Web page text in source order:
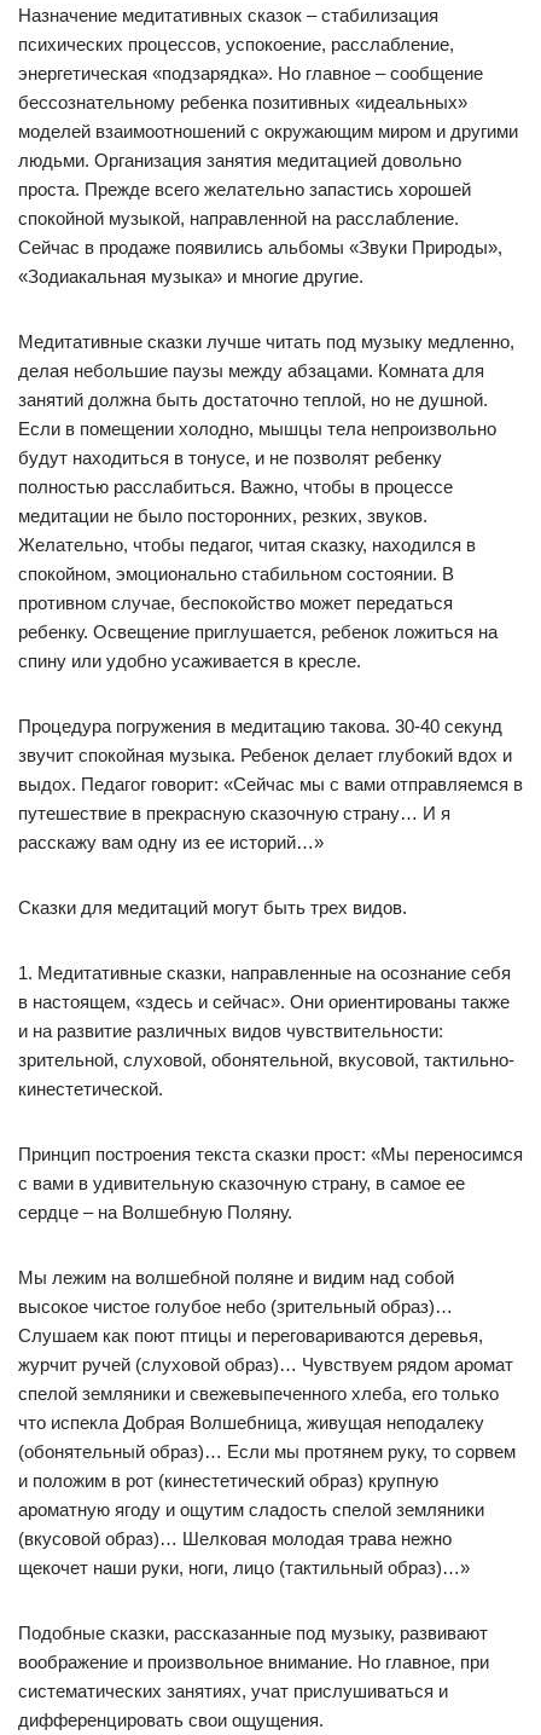
Назначение медитативных сказок – стабилизация
психических процессов, успокоение, расслабление,
энергетическая «подзарядка». Но главное – сообщение
бессознательному ребенка позитивных «идеальных»
моделей взаимоотношений с окружающим миром и другими
людьми. Организация занятия медитацией довольно
проста. Прежде всего желательно запастись хорошей
спокойной музыкой, направленной на расслабление.
Сейчас в продаже появились альбомы «Звуки Природы»,
«Зодиакальная музыка» и многие другие.
Медитативные сказки лучше читать под музыку медленно,
делая небольшие паузы между абзацами. Комната для
занятий должна быть достаточно теплой, но не душной.
Если в помещении холодно, мышцы тела непроизвольно
будут находиться в тонусе, и не позволят ребенку
полностью расслабиться. Важно, чтобы в процессе
медитации не было посторонних, резких, звуков.
Желательно, чтобы педагог, читая сказку, находился в
спокойном, эмоционально стабильном состоянии. В
противном случае, беспокойство может передаться
ребенку. Освещение приглушается, ребенок ложиться на
спину или удобно усаживается в кресле.
Процедура погружения в медитацию такова. 30-40 секунд
звучит спокойная музыка. Ребенок делает глубокий вдох и
выдох. Педагог говорит: «Сейчас мы с вами отправляемся в
путешествие в прекрасную сказочную страну… И я
расскажу вам одну из ее историй…»
Сказки для медитаций могут быть трех видов.
1. Медитативные сказки, направленные на осознание себя
в настоящем, «здесь и сейчас». Они ориентированы также
и на развитие различных видов чувствительности:
зрительной, слуховой, обонятельной, вкусовой, тактильно-
кинестетической.
Принцип построения текста сказки прост: «Мы переносимся
с вами в удивительную сказочную страну, в самое ее
сердце – на Волшебную Поляну.
Мы лежим на волшебной поляне и видим над собой
высокое чистое голубое небо (зрительный образ)…
Слушаем как поют птицы и переговариваются деревья,
журчит ручей (слуховой образ)… Чувствуем рядом аромат
спелой земляники и свежевыпеченного хлеба, его только
что испекла Добрая Волшебница, живущая неподалеку
(обонятельный образ)… Если мы протянем руку, то сорвем
и положим в рот (кинестетический образ) крупную
ароматную ягоду и ощутим сладость спелой земляники
(вкусовой образ)… Шелковая молодая трава нежно
щекочет наши руки, ноги, лицо (тактильный образ)…»
Подобные сказки, рассказанные под музыку, развивают
воображение и произвольное внимание. Но главное, при
систематических занятиях, учат прислушиваться и
дифференцировать свои ощущения.